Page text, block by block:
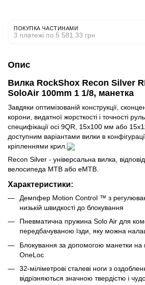
ПОКУПКА ЧАСТИНАМИ
3 платежі по 5 581.33 грн
Опис
Вилка RockShox Recon Silver
SoloAir 100mm 1 1/8, манетка
Завдяки оптимізованій конструкції,
корони, видатної жорсткості і точності
специфікації осі 9QR, 15x100 мм або
доступним варіантами вилки в
кріпленнями крил.
Recon Silver - універсальна вилка
велосипеда MTB або eMTB.
Характеристики:
Демпфер Motion Control ™ з
низькій швидкості до блокування
Пневматична пружина Solo Air для
передбачуваною їзди яку можна
Блокування за допомогою манетки на
OneLoc
32-міліметрові сталеві ноги з
відрізняються значною твердістю і